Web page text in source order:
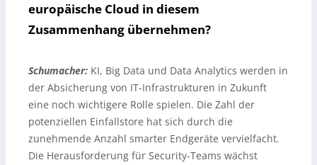
europäische Cloud in diesem
Zusammenhang übernehmen?
Schumacher: KI, Big Data und Data Analytics werden in
der Absicherung von IT-Infrastrukturen in Zukunft
eine noch wichtigere Rolle spielen. Die Zahl der
potenziellen Einfallstore hat sich durch die
zunehmende Anzahl smarter Endgeräte vervielfacht.
Die Herausforderung für Security-Teams wächst